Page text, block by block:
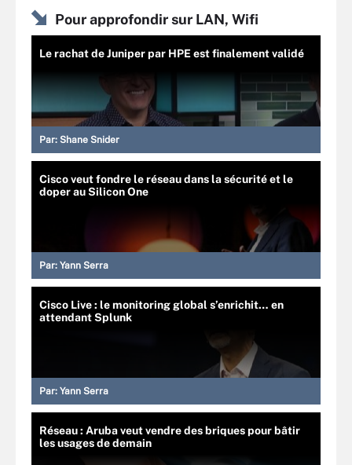
Pour approfondir sur LAN, Wifi
Le rachat de Juniper par HPE est finalement validé
Par: Shane Snider
Cisco veut fondre le réseau dans la sécurité et le
doper au Silicon One
Par: Yann Serra
Cisco Live : le monitoring global s’enrichit… en
attendant Splunk
Par: Yann Serra
Réseau : Aruba veut vendre des briques pour bâtir
les usages de demain